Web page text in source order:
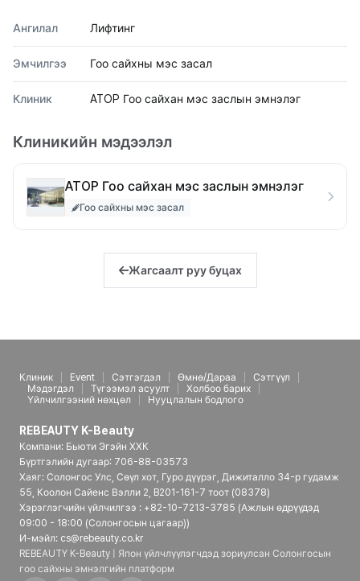
Ангилал Лифтинг
Эмчилгээ Гоо сайхны мэс засал
Клиник ATOP Гоо сайхан мэс заслын эмнэлэг
Клиникийн мэдээлэл
ATOP Гоо сайхан мэс заслын эмнэлэг
Гоо сайхны мэс засал
Жагсаалт руу буцах
Клиник Event Сэтгэгдэл Өмнө/Дараа
Сэтгүүл
Мэдэгдэл
Түгээмэл асуулт
Холбоо барих
Үйлчилгээний нөхцөл
Нууцлалын бодлого
REBEAUTY K-Beauty
Компани: Бьюти Эгэйн ХХК
Бүртгэлийн дугаар: 706-88-03573
Хаяг: Солонгос Улс, Сөүл хот, Гуро дүүрэг, Дижиталло 34-р гудамж
55, Коолон Сайенс Вэлли 2, B201-161-7 тоот (08378)
Хэрэглэгчийн үйлчилгээ : +82-10-7213-3785 (Ажлын өдрүүдэд
09:00 - 18:00 (Солонгосын цагаар))
И-мэйл: cs@rebeauty.co.kr
REBEAUTY K-Beauty | Япон үйлчлүүлэгчдэд зориулсан Солонгосын
гоо сайхны эмнэлгийн платформ